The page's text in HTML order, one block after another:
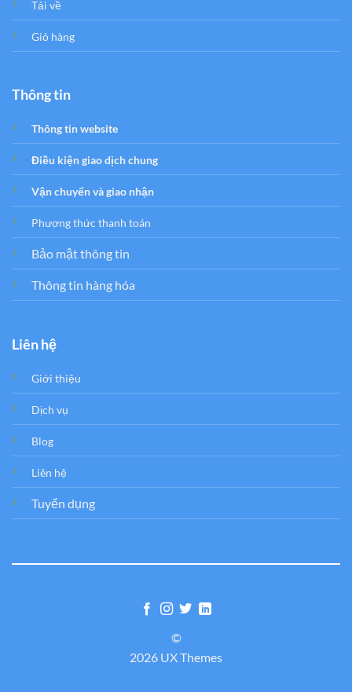
Tải về
Giỏ hàng
Thông tin
Thông tin website
Điều kiện giao dịch chung
Vận chuyển và giao nhận
Phương thức thanh toán
Bảo mật thông tin
Thông tin hàng hóa
Liên hệ
Giới thiệu
Dịch vụ
Blog
Liên hệ
Tuyển dụng
©
2026 UX Themes